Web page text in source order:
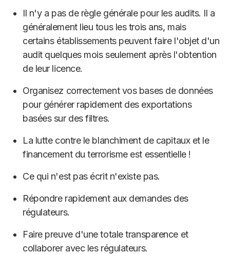
Il n'y a pas de règle générale pour les audits. Il a
généralement lieu tous les trois ans, mais
certains établissements peuvent faire l'objet d'un
audit quelques mois seulement après l'obtention
de leur licence.
Organisez correctement vos bases de données
pour générer rapidement des exportations
basées sur des filtres.
La lutte contre le blanchiment de capitaux et le
financement du terrorisme est essentielle !
Ce qui n'est pas écrit n'existe pas.
Répondre rapidement aux demandes des
régulateurs.
Faire preuve d'une totale transparence et
collaborer avec les régulateurs.